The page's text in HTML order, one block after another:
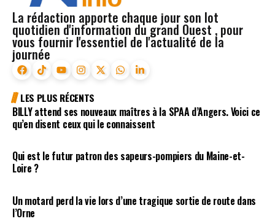
La rédaction apporte chaque jour son lot
quotidien d'information du grand Ouest , pour
vous fournir l'essentiel de l'actualité de la
journée
LES PLUS RÉCENTS
BILLY attend ses nouveaux maîtres à la SPAA d’Angers. Voici ce
qu’en disent ceux qui le connaissent
Qui est le futur patron des sapeurs-pompiers du Maine-et-
Loire ?
Un motard perd la vie lors d’une tragique sortie de route dans
l’Orne